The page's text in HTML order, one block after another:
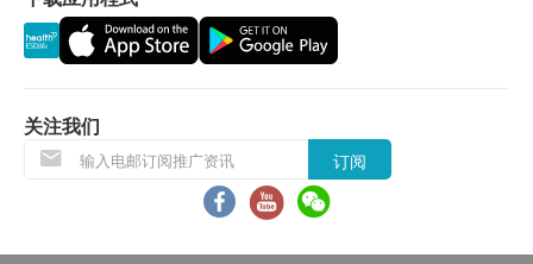
疗功效。本产品并不供作诊断、治疗或预防任何疾
病之用。
有两款包装，图片只供参考，一切以实物为准。
应最少有12个月或以上。
当顾客收取已订购之货品时，有责任检查货品是否
有损毁情况，一经确认签收，恕不接受退换。
退换产品必须包装完整，如退换之产品有任何残缺
或过期退回，供应商有权不受理。
关注我们
订阅